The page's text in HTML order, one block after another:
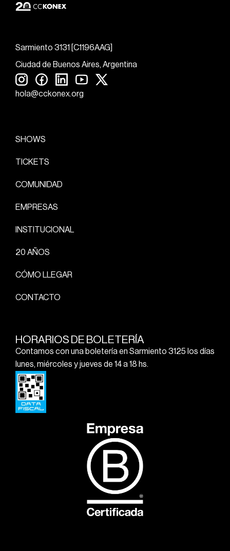
Sarmiento 3131 [C1196AAG]
Ciudad de Buenos Aires, Argentina
hola@cckonex.org
SHOWS
TICKETS
COMUNIDAD
EMPRESAS
INSTITUCIONAL
20 AÑOS
CÓMO LLEGAR
CONTACTO
HORARIOS DE BOLETERÍA
Contamos con una boletería en Sarmiento 3125 los días
lunes, miércoles y jueves de 14 a 18 hs.